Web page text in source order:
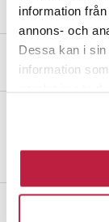
information
annons- och
Dessa kan i
information
Bokstav av
Mål